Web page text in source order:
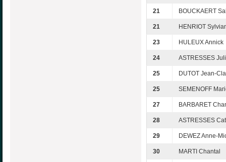
21 BOUCKAERT
21 HENRIOT
23 HULEUX Annick
24 ASTRESSES
25 DUTOT Jean-
25 SEMENOFF
27 BARBARET
28 ASTRESSES
29 DEWEZ Anne-
30 MARTI Chantal